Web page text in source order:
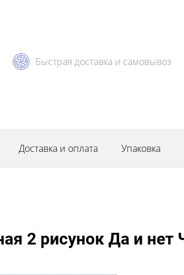
Быстрая доставка и самовывоз
Доставка и оплата Упаковка
2 рисунок Да и